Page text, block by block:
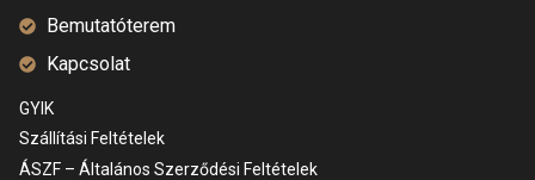
Bemutatóterem
Kapcsolat
GYIK
Szállítási Feltételek
ÁSZF – Általános Szerződési Feltételek